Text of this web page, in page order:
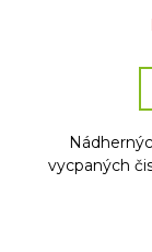
vycpaných